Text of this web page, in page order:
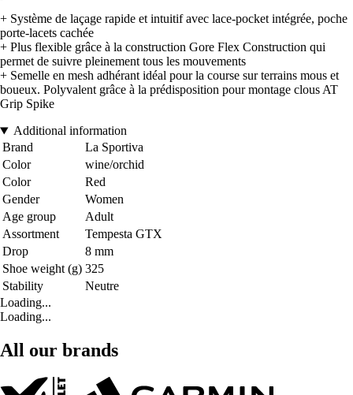
+ Système de laçage rapide et intuitif avec lace-pocket intégrée, poche
porte-lacets cachée
+ Plus flexible grâce à la construction Gore Flex Construction qui
permet de suivre pleinement tous les mouvements
+ Semelle en mesh adhérant idéal pour la course sur terrains mous et
boueux. Polyvalent grâce à la prédisposition pour montage clous AT
Grip Spike
Additional information
Brand
La Sportiva
Color
wine/orchid
Color
Red
Gender
Women
Age group
Adult
Assortment
Tempesta GTX
Drop
8 mm
Shoe weight (g) 325
Stability
Neutre
Loading...
Loading...
All our brands